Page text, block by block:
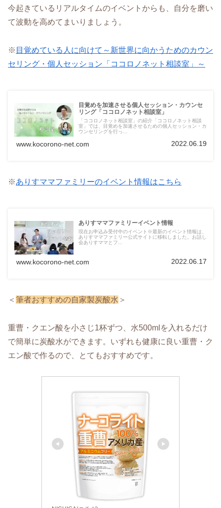
今起きているリアルタイムのイベントからも、自分を磨い
て波動を高めてまいりましょう。
※ 目覚めている人に向けて～新世界に向かうためのカウン
セリング・個人セッション「ココロノネット相談室」～
目覚めを加速させる個人セッション・カウンセ
リング「ココロノネット相談室」
「ココロノネット相談室」の紹介「ココロノネット相談
室」では、目覚めを加速させるための個人セッション・カ
ウンセリングを行っ...
www.kocorono-net.com 2022.06.19
※ありすママファミリーのイベント情報はこちら
ありすママファミリーイベント情報
現在お申込み受付中のイベント※最新のイベント情報は、
ありすママファミリー公式サイトに移転しました。お話し
会ありすママとフ...
www.kocorono-net.com 2022.06.17
＜ 筆者おすすめの自家製炭酸水 ＞
重曹・クエン酸を小さじ1杯ずつ、水500mlを入れるだけ
で簡単に炭酸水ができます。いずれも健康に良い重曹・ク
エン酸で作るので、とてもおすすめです。